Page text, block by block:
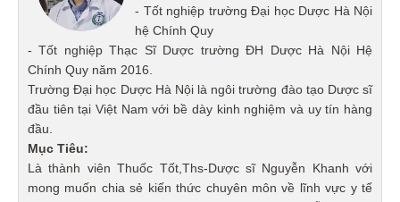
- Tốt nghiệp trường Đại học Dược Hà Nội
hệ Chính Quy
- Tốt nghiệp Thạc Sĩ Dược trường ĐH Dược Hà Nội Hệ
Chính Quy năm 2016.
Trường Đại học Dược Hà Nội là ngôi trường đào tạo Dược sĩ
đầu tiên tại Việt Nam với bề dày kinh nghiệm và uy tín hàng
đầu.
Mục Tiêu:
Là thành viên Thuốc Tốt,Ths-Dược sĩ Nguyễn Khanh với
mong muốn chia sẻ kiến thức chuyên môn về lĩnh vực y tế